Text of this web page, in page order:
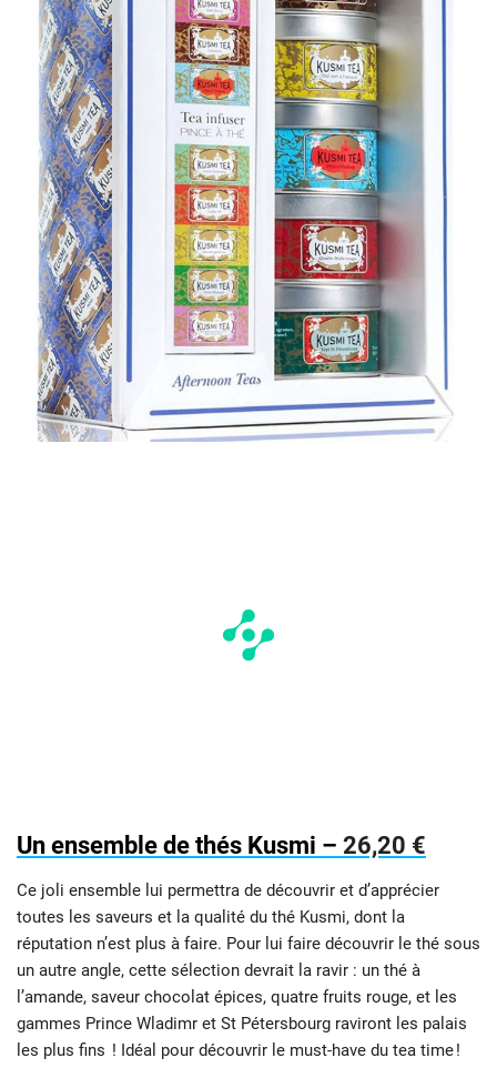
Un ensemble de thés Kusmi – 26,20 €
Ce joli ensemble lui permettra de découvrir et d’apprécier
toutes les saveurs et la qualité du thé Kusmi, dont la
réputation n’est plus à faire. Pour lui faire découvrir le thé sous
un autre angle, cette sélection devrait la ravir : un thé à
l’amande, saveur chocolat épices, quatre fruits rouge, et les
gammes Prince Wladimr et St Pétersbourg raviront les palais
les plus fins ! Idéal pour découvrir le must-have du tea time !